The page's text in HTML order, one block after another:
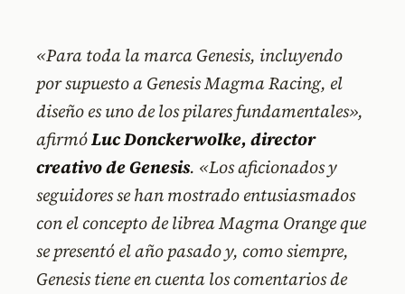
«Para toda la marca Genesis, incluyendo
por supuesto a Genesis Magma Racing, el
diseño es uno de los pilares fundamentales»,
afirmóLuc Donckerwolke, director
creativo de Genesis. «Los aficionados y
seguidores se han mostrado entusiasmados
con el concepto de librea Magma Orange que
se presentó el año pasado y, como siempre,
Genesis tiene en cuenta los comentarios de